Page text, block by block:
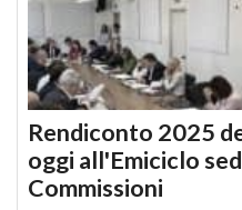
Rendiconto 2025
oggi all'Emiciclo
Commissioni